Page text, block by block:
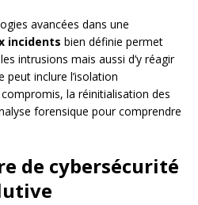
avancées dans une
incidents bien définie permet
intrusions mais aussi d’y réagir
inclure l’isolation
la réinitialisation des
forensique pour comprendre
de cybersécurité